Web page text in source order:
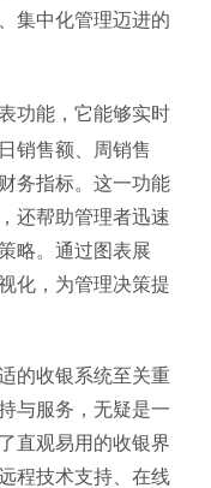
集中化管理迈进的
功能，它能够实时
销售额、周销售
务指标。这一功能
还帮助管理者迅速
略。通过图表展
化，为管理决策提
的收银系统至关重
与服务，无疑是一
直观易用的收银界
程技术支持、在线